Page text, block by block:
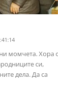
момчета. Хора
си,
дела. Да са